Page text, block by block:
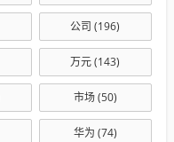
公司 (196)
万元(143)
市场(50)
华为 (74)